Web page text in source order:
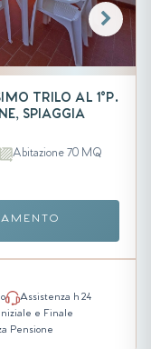
TRILO AL 1°P.
SPIAGGIA
Abitazione 70 MQ
Assistenza h 24
e Finale
Pensione